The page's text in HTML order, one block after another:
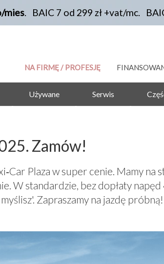
mies. BAIC 7 od 299 zł +vat/mc.
NA FIRMĘ / PROFESJĘ
Używane Serwis
Zamów!
Plaza w super cenie. Mamy
W standardzie, bez dopłaty
Zapraszamy na jazdę próbną!